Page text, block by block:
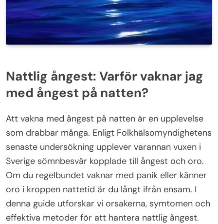
Nattlig ångest: Varför vaknar jag
med ångest på natten?
Att vakna med ångest på natten är en upplevelse
som drabbar många. Enligt Folkhälsomyndighetens
senaste undersökning upplever varannan vuxen i
Sverige sömnbesvär kopplade till ångest och oro.
Om du regelbundet vaknar med panik eller känner
oro i kroppen nattetid är du långt ifrån ensam. I
denna guide utforskar vi orsakerna, symtomen och
effektiva metoder för att hantera nattlig ångest.